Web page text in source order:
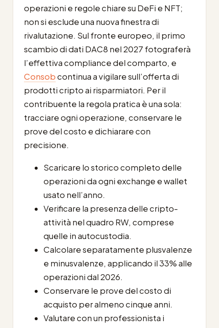
operazioni e regole chiare su DeFi e NFT;
non si esclude una nuova finestra di
rivalutazione. Sul fronte europeo, il primo
scambio di dati DAC8 nel 2027 fotograferà
l’effettiva compliance del comparto, e
Consobcontinua a vigilare sull’offerta di
prodotti cripto ai risparmiatori. Per il
contribuente la regola pratica è una sola:
tracciare ogni operazione, conservare le
prove del costo e dichiarare con
precisione.
Scaricare lo storico completo delle
operazioni da ogni exchange e wallet
usato nell’anno.
Verificare la presenza delle cripto-
attività nel quadro RW, comprese
quelle in autocustodia.
Calcolare separatamente plusvalenze
e minusvalenze, applicando il 33% alle
operazioni dal 2026.
Conservare le prove del costo di
acquisto per almeno cinque anni.
Valutare con un professionista i